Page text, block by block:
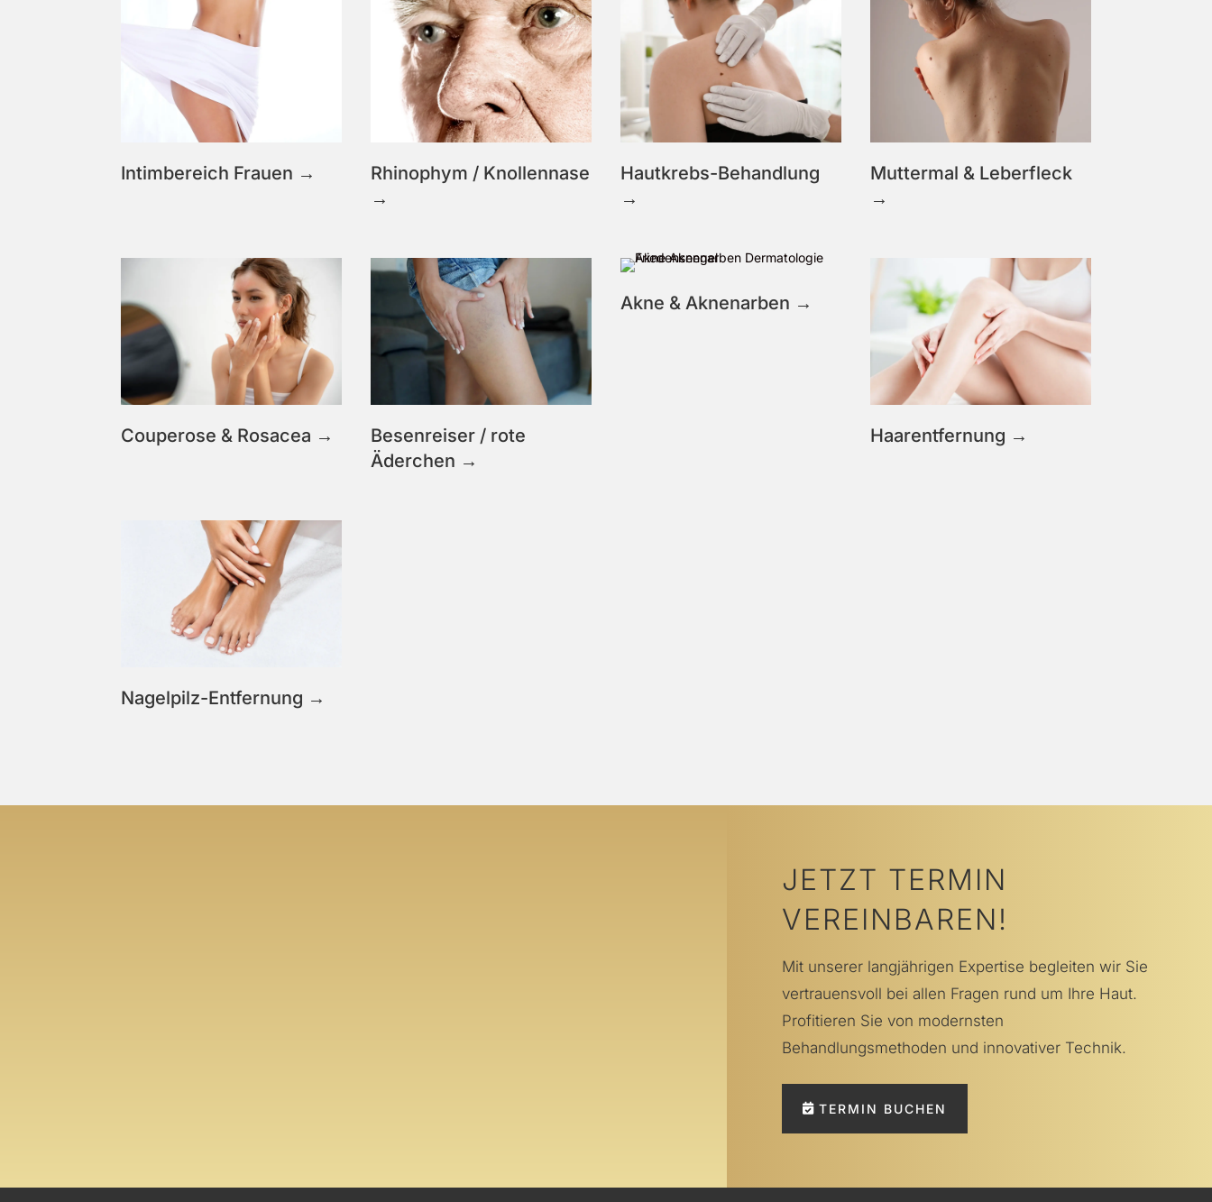
Intimbereich Frauen →
Rhinophym / Knollennase
→
Hautkrebs-Behandlung
→
Muttermal & Leberfleck
→
Couperose & Rosacea →
Besenreiser / rote
Äderchen →
Akne & Aknenarben →
Haarentfernung →
Nagelpilz-Entfernung →
JETZT TERMIN
VEREINBAREN!
Mit unserer langjährigen Expertise begleiten wir Sie
vertrauensvoll bei allen Fragen rund um Ihre Haut.
Profitieren Sie von modernsten
Behandlungsmethoden und innovativer Technik.
TERMIN BUCHEN